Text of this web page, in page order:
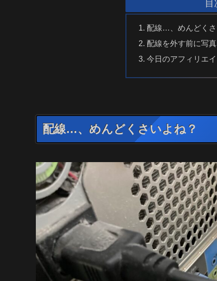
目
配線…、めんどく
配線を外す前に写
今日のアフィリエ
配線…、めんどくさいよね？